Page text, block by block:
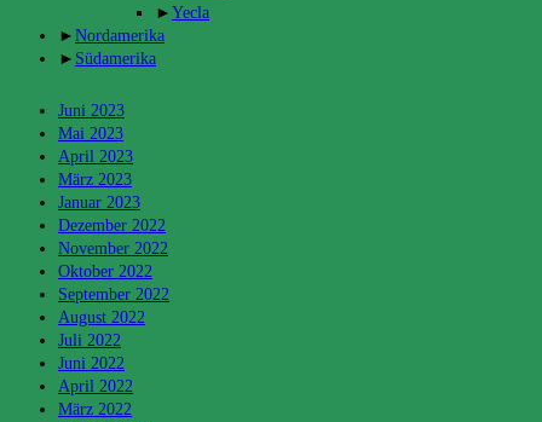
► Yecla
► Nordamerika
► Südamerika
Juni 2023
Mai 2023
April 2023
März 2023
Januar 2023
Dezember 2022
November 2022
Oktober 2022
September 2022
August 2022
Juli 2022
Juni 2022
April 2022
März 2022